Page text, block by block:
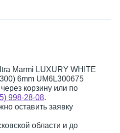
Marmi LUXURY WHITE
6mm UM6L300675
корзину или по
998-28-08.
оставить заявку
области и до